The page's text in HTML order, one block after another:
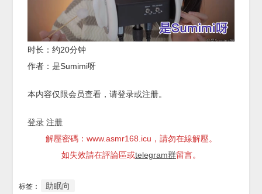
时长：约20分钟
作者：是Sumimi呀
本内容仅限会员查看，请登录或注册。
登录 注册
解壓密碼：www.asmr168.icu，請勿在線解壓。
如失效請在評論區或telegram群留言。
标签： 助眠向